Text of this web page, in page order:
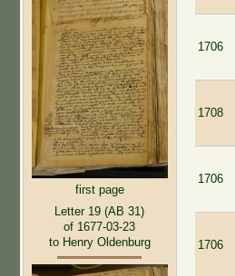
first page
Letter 19 (AB 31)
of 1677-03-23
to Henry Oldenburg
1706
1708
1706
1706